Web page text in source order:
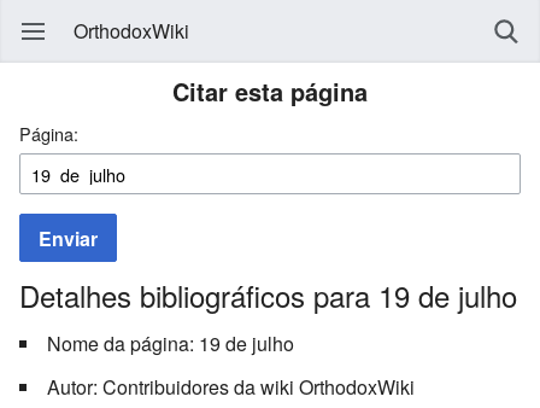
OrthodoxWiki
Citar esta página
Página:
Enviar
Detalhes bibliográficos para 19 de julho
Nome da página: 19 de julho
Autor: Contribuidores da wiki OrthodoxWiki